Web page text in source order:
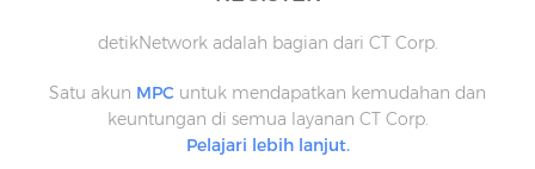
detikNetwork adalah bagian dari CT Corp.
Satu akun MPC untuk mendapatkan kemudahan dan
keuntungan di semua layanan CT Corp.
Pelajari lebih lanjut.